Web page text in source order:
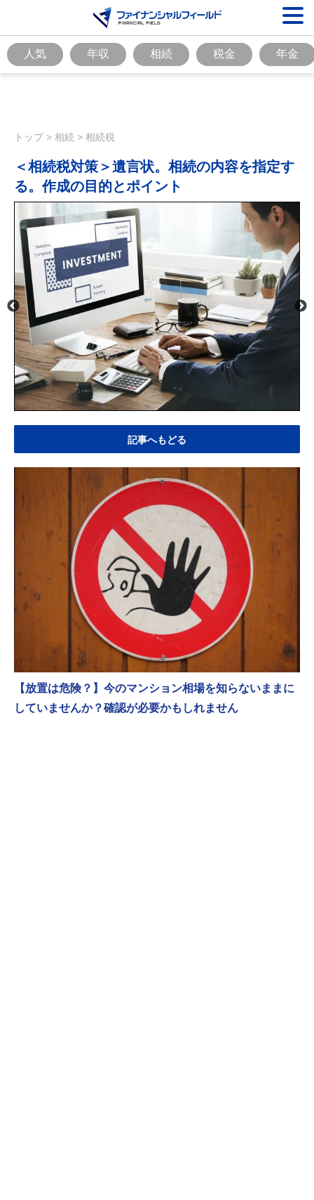
人気 年収 相続 税金 年金
トップ> 相続 > 相続税
＜相続税対策＞遺言状。相続の内容を指定す
る。作成の目的とポイント
記事へもどる
【放置は危険？】今のマンション相場を知らないままに
していませんか？確認が必要かもしれません